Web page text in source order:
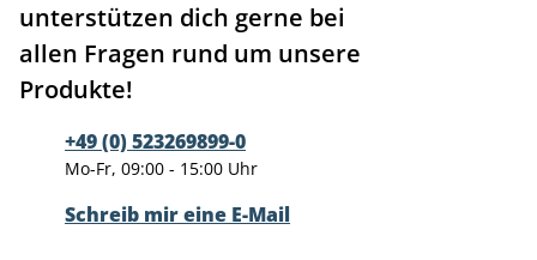
unterstützen dich gerne bei
allen Fragen rund um unsere
Produkte!
+49 (0) 523269899-0
Mo-Fr, 09:00 - 15:00 Uhr
Schreib mir eine E-Mail